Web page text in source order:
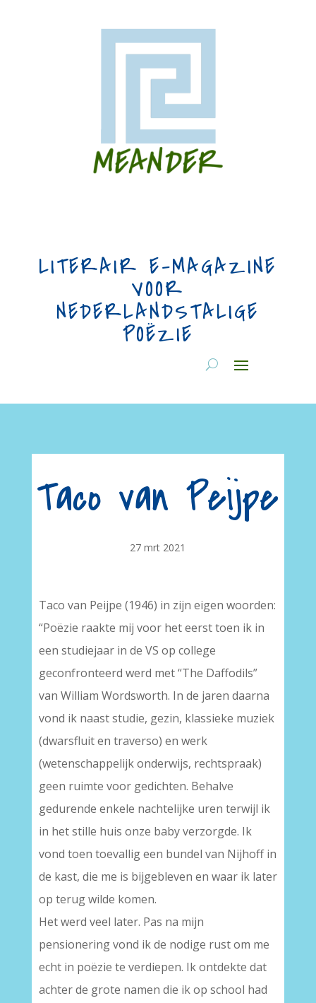
LITERAIR E-MAGAZINE
VOOR
NEDERLANDSTALIGE
POËZIE
Taco van Peijpe
27 mrt 2021
Taco van Peijpe (1946) in zijn eigen woorden:
“Poëzie raakte mij voor het eerst toen ik in
een studiejaar in de VS op college
geconfronteerd werd met “The Daffodils”
van William Wordsworth. In de jaren daarna
vond ik naast studie, gezin, klassieke muziek
(dwarsfluit en traverso) en werk
(wetenschappelijk onderwijs, rechtspraak)
geen ruimte voor gedichten. Behalve
gedurende enkele nachtelijke uren terwijl ik
in het stille huis onze baby verzorgde. Ik
vond toen toevallig een bundel van Nijhoff in
de kast, die me is bijgebleven en waar ik later
op terug wilde komen.
Het werd veel later. Pas na mijn
pensionering vond ik de nodige rust om me
echt in poëzie te verdiepen. Ik ontdekte dat
achter de grote namen die ik op school had